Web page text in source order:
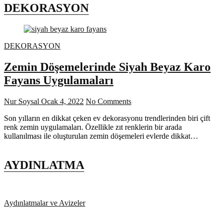
DEKORASYON
DEKORASYON
Zemin Döşemelerinde Siyah Beyaz Karo
Fayans Uygulamaları
Nur Soysal Ocak 4, 2022 No Comments
Son yılların en dikkat çeken ev dekorasyonu trendlerinden biri çift
renk zemin uygulamaları. Özellikle zıt renklerin bir arada
kullanılması ile oluşturulan zemin döşemeleri evlerde dikkat…
AYDINLATMA
Aydınlatmalar ve Avizeler